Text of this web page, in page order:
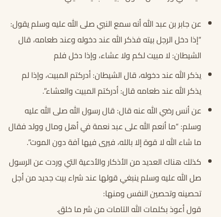
عن جابر بن عبد الله أنه سمع النبي صلى الله عليه وسلم يقول:
“إذا دخل الرجل بيته فذكر الله عند دخوله وعند طعامه، قال
الشيطان: لا مبيت لكم ولا عشاء، وإذا دخل فلم
يذكر الله عند دخوله، قال الشيطان: أدركتم المبيت، وإذا لم
يذكر الله عند طعامه قال: أدركتم المبيت والعشاء”.
عن أنس رضي الله عنه قال: قال رسول الله صلى الله عليه
وسلم: “ما أنعم الله على عبد نعمة في أهل ومال وولد فقال
ما شاء الله لا قوة إلا بالله، فيرى فيها آفة دون الموت”.
كذلك هناك العديد من الأذكار والأدعية التي وردت عن الرسول
صل الله عليه وسلم ينبغي قولها عند شراء بيت جديد من أجل
تحصينه وتحصين النفس ومنها:
قول أعوذ بكلمات الله التامات من شر ما خلق.